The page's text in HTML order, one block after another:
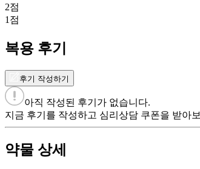
2점
1 점
복용 후기
후기 작성하기
아직 작성된 후기가 없습니다.
지금 후기를 작성하고 심리상담 쿠폰을 받아
약물 상세